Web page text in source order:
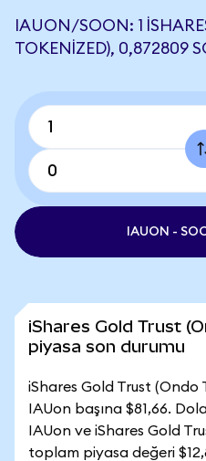
IAUON/SOON: 1
TOKENIZED), 0,872809
IAUON -
iShares Gold Trust
piyasa son durumu
iShares Gold Trust (Ondo
IAUon başına $81,66.
IAUon ve iShares Gold
toplam piyasa değeri